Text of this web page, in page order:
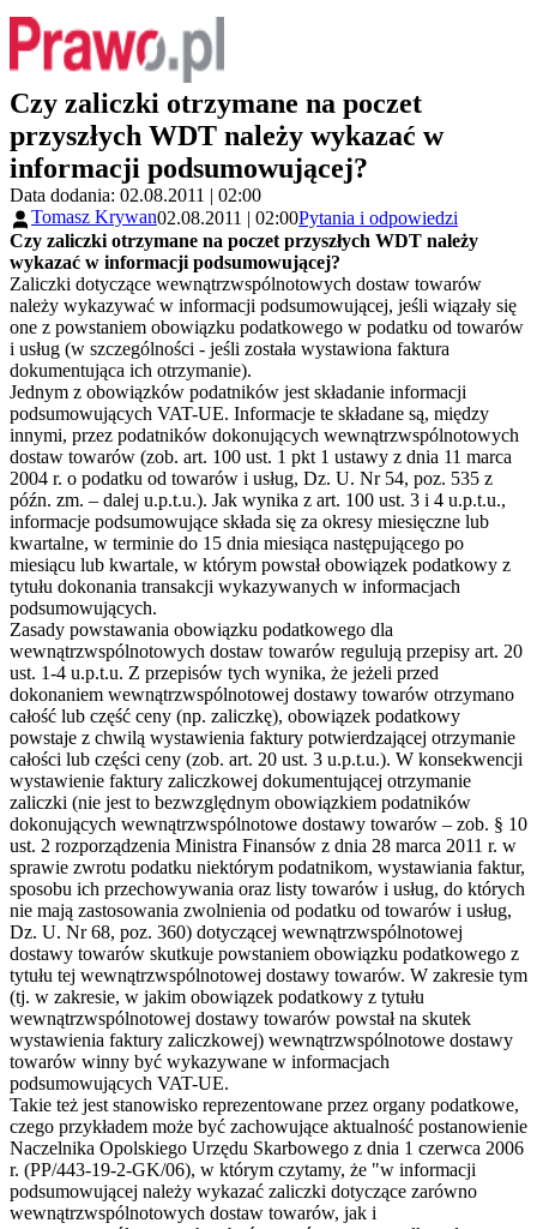
Czy zaliczki otrzymane na poczet
przyszłych WDT należy wykazać w
informacji podsumowującej?
Data dodania: 02.08.2011 | 02:00
Tomasz Krywan02.08.2011 | 02:00Pytania i odpowiedzi
Czy zaliczki otrzymane na poczet przyszłych WDT należy
wykazać w informacji podsumowującej?
Zaliczki dotyczące wewnątrzwspólnotowych dostaw towarów
należy wykazywać w informacji podsumowującej, jeśli wiązały się
one z powstaniem obowiązku podatkowego w podatku od towarów
i usług (w szczególności - jeśli została wystawiona faktura
dokumentująca ich otrzymanie).
Jednym z obowiązków podatników jest składanie informacji
podsumowujących VAT-UE. Informacje te składane są, między
innymi, przez podatników dokonujących wewnątrzwspólnotowych
dostaw towarów (zob. art. 100 ust. 1 pkt 1 ustawy z dnia 11 marca
2004 r. o podatku od towarów i usług, Dz. U. Nr 54, poz. 535 z
późn. zm. – dalej u.p.t.u.). Jak wynika z art. 100 ust. 3 i 4 u.p.t.u.,
informacje podsumowujące składa się za okresy miesięczne lub
kwartalne, w terminie do 15 dnia miesiąca następującego po
miesiącu lub kwartale, w którym powstał obowiązek podatkowy z
tytułu dokonania transakcji wykazywanych w informacjach
podsumowujących.
Zasady powstawania obowiązku podatkowego dla
wewnątrzwspólnotowych dostaw towarów regulują przepisy art. 20
ust. 1-4 u.p.t.u. Z przepisów tych wynika, że jeżeli przed
dokonaniem wewnątrzwspólnotowej dostawy towarów otrzymano
całość lub część ceny (np. zaliczkę), obowiązek podatkowy
powstaje z chwilą wystawienia faktury potwierdzającej otrzymanie
całości lub części ceny (zob. art. 20 ust. 3 u.p.t.u.). W konsekwencji
wystawienie faktury zaliczkowej dokumentującej otrzymanie
zaliczki (nie jest to bezwzględnym obowiązkiem podatników
dokonujących wewnątrzwspólnotowe dostawy towarów – zob. § 10
ust. 2 rozporządzenia Ministra Finansów z dnia 28 marca 2011 r. w
sprawie zwrotu podatku niektórym podatnikom, wystawiania faktur,
sposobu ich przechowywania oraz listy towarów i usług, do których
nie mają zastosowania zwolnienia od podatku od towarów i usług,
Dz. U. Nr 68, poz. 360) dotyczącej wewnątrzwspólnotowej
dostawy towarów skutkuje powstaniem obowiązku podatkowego z
tytułu tej wewnątrzwspólnotowej dostawy towarów. W zakresie tym
(tj. w zakresie, w jakim obowiązek podatkowy z tytułu
wewnątrzwspólnotowej dostawy towarów powstał na skutek
wystawienia faktury zaliczkowej) wewnątrzwspólnotowe dostawy
towarów winny być wykazywane w informacjach
podsumowujących VAT-UE.
Takie też jest stanowisko reprezentowane przez organy podatkowe,
czego przykładem może być zachowujące aktualność postanowienie
Naczelnika Opolskiego Urzędu Skarbowego z dnia 1 czerwca 2006
r. (PP/443-19-2-GK/06), w którym czytamy, że "w informacji
podsumowującej należy wykazać zaliczki dotyczące zarówno
wewnątrzwspólnotowych dostaw towarów, jak i